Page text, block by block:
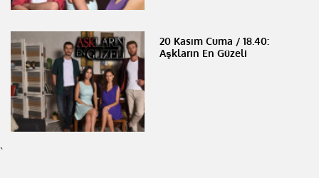
20 Kasım Cuma / 18.40:
Aşkların En Güzeli
`